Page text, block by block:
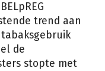
trend aan
de
stopte met